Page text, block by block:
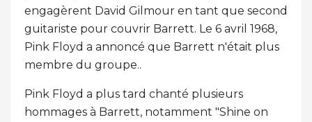
engagèrent David Gilmour en tant que second
guitariste pour couvrir Barrett. Le 6 avril 1968,
Pink Floyd a annoncé que Barrett n'était plus
membre du groupe..
Pink Floyd a plus tard chanté plusieurs
hommages à Barrett, notamment "Shine on